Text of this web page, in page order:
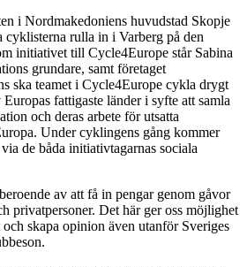
i Nordmakedoniens huvudstad Skopje
cyklisterna rulla in i Varberg på den
initiativet till Cycle4Europe står Sabina
grundare, samt företaget
ska teamet i Cycle4Europe cykla drygt
fattigaste länder i syfte att samla
och deras arbete för utsatta
Under cyklingens gång kommer
de båda initiativtagarnas sociala
av att få in pengar genom gåvor
privatpersoner. Det här ger oss möjlighet
skapa opinion även utanför Sveriges